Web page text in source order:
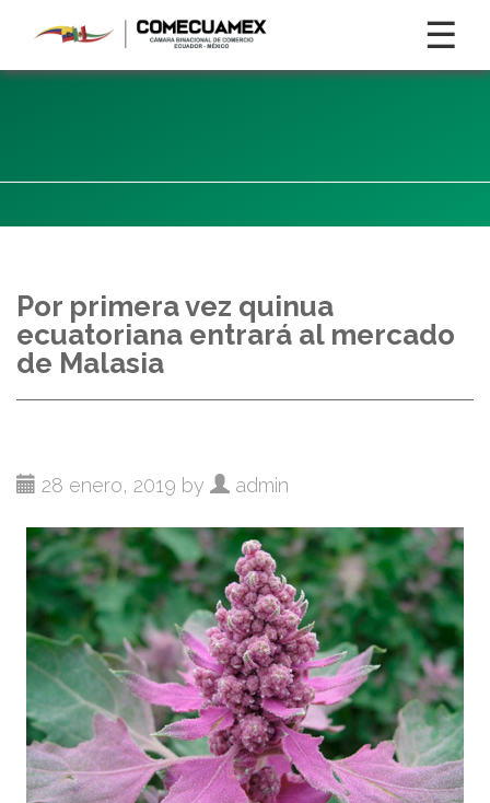
☰
Por primera vez quinua
ecuatoriana entrará al mercado
de Malasia
28 enero, 2019 by admin